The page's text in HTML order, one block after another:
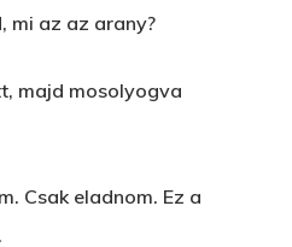
mi az az arany?
majd mosolyogva
Csak eladnom. Ez a